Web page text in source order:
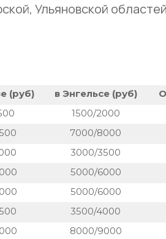
Ульяновской
(руб) в Энгельсе (руб)
1500/2000
7000/8000
3000/3500
5000/6000
5000/6000
3500/4000
8000/9000